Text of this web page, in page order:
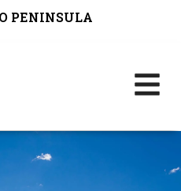
PENINSULA